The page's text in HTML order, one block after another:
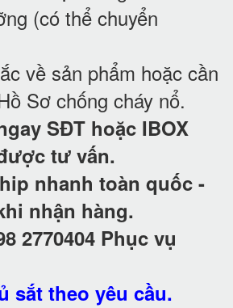
(có thể chuyển
về sản phẩm hoặc cần
Sơ chống cháy nổ.
SĐT hoặc IBOX
tư vấn.
nhanh toàn quốc -
nhận hàng.
2770404 Phục vụ
sắt theo yêu cầu.